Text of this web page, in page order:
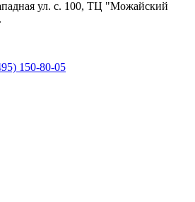
ул. с. 100, ТЦ "Можайский
150-80-05